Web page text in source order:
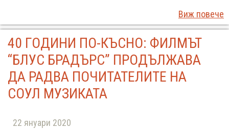
Виж повече
40 ГОДИНИ ПО-КЪСНО: ФИЛМЪТ
“БЛУС БРАДЪРС” ПРОДЪЛЖАВА
ДА РАДВА ПОЧИТАТЕЛИТЕ НА
СОУЛ МУЗИКАТА
22 януари 2020